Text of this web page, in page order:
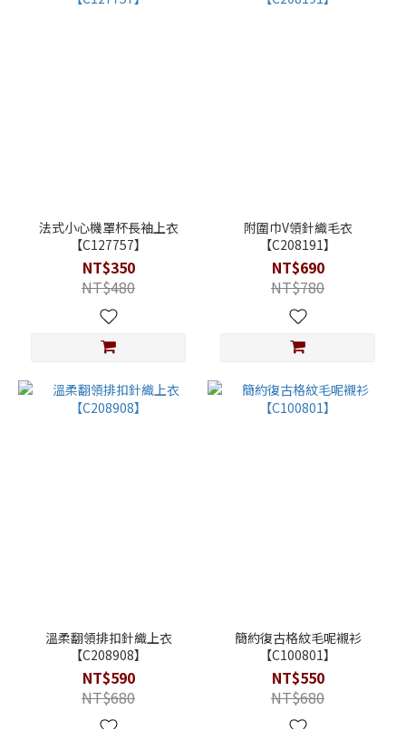
法式小心機罩杯長袖上衣
【C127757】
NT$350
NT$480
附圍巾V領針織毛衣
【C208191】
NT$690
NT$780
溫柔翻領排扣針織上衣
【C208908】
NT$590
NT$680
簡約復古格紋毛呢襯衫
【C100801】
NT$550
NT$680